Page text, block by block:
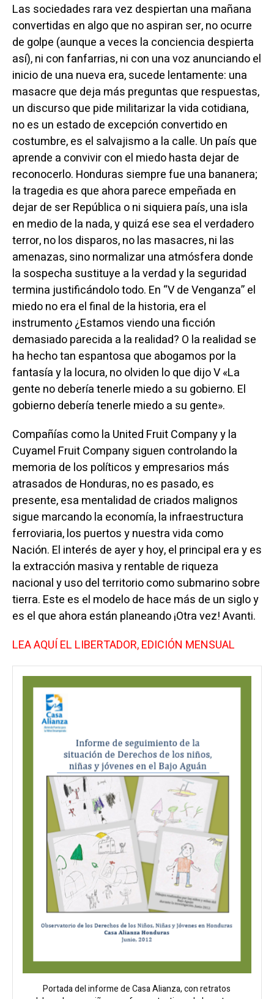
Las sociedades rara vez despiertan una mañana
convertidas en algo que no aspiran ser, no ocurre
de golpe (aunque a veces la conciencia despierta
así), ni con fanfarrias, ni con una voz anunciando el
inicio de una nueva era, sucede lentamente: una
masacre que deja más preguntas que respuestas,
un discurso que pide militarizar la vida cotidiana,
no es un estado de excepción convertido en
costumbre, es el salvajismo a la calle. Un país que
aprende a convivir con el miedo hasta dejar de
reconocerlo. Honduras siempre fue una bananera;
la tragedia es que ahora parece empeñada en
dejar de ser República o ni siquiera país, una isla
en medio de la nada, y quizá ese sea el verdadero
terror, no los disparos, no las masacres, ni las
amenazas, sino normalizar una atmósfera donde
la sospecha sustituye a la verdad y la seguridad
termina justificándolo todo. En “V de Venganza” el
miedo no era el final de la historia, era el
instrumento ¿Estamos viendo una ficción
demasiado parecida a la realidad? O la realidad se
ha hecho tan espantosa que abogamos por la
fantasía y la locura, no olviden lo que dijo V «La
gente no debería tenerle miedo a su gobierno. El
gobierno debería tenerle miedo a su gente».
Compañías como la United Fruit Company y la
Cuyamel Fruit Company siguen controlando la
memoria de los políticos y empresarios más
atrasados de Honduras, no es pasado, es
presente, esa mentalidad de criados malignos
sigue marcando la economía, la infraestructura
ferroviaria, los puertos y nuestra vida como
Nación. El interés de ayer y hoy, el principal era y es
la extracción masiva y rentable de riqueza
nacional y uso del territorio como submarino sobre
tierra. Este es el modelo de hace más de un siglo y
es el que ahora están planeando ¡Otra vez! Avanti.
LEA AQUÍ EL LIBERTADOR, EDICIÓN MENSUAL
Portada del informe de Casa Alianza, con retratos